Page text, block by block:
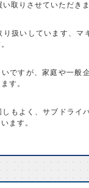
取りさせていただきま
り扱いしています、マ
ですが、家庭や一般
す。
もよく、サブドライ
ます。